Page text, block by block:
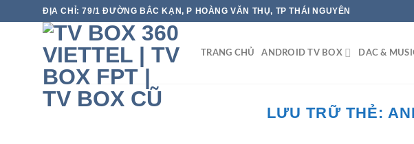
đến
ĐỊA CHỈ: 79/1 ĐƯỜNG BẮC KẠN, P HOÀNG VĂN THỤ, TP THÁI NGUYÊN
TRANG CHỦ ANDROID TV BOX DAC &
LƯU TRỮ THẺ: